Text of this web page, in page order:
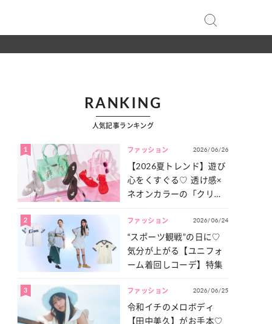
RANKING
人気記事ランキング
1 ファッション 2026/06/26
【2026夏トレンド】遊び
心をくすぐる♡ 透け感×
ネオンカラーの「クリア
2 ファッション 2026/06/24
“スポーツ観戦”の日に♡
気分が上がる【ユニフォ
ーム着回しコーデ】特集
3 ファッション 2026/06/25
令和イチのメロボディ
【田中美久】がお手本♡